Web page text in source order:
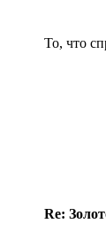
То, что
Re: